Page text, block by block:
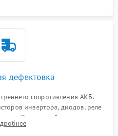
дефектовка
сопротивления АКБ.
инвертора, диодов, реле
Визуальный поиск вздутых
на печатной плате.